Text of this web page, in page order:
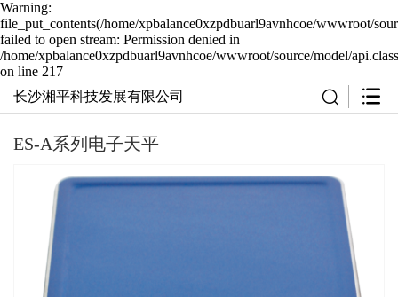
Warning:
file_put_contents(/home/xpbalance0xzpdbuarl9avnhcoe/wwwroot/
failed to open stream: Permission denied in
/home/xpbalance0xzpdbuarl9avnhcoe/wwwroot/source/model/
on line 217
长沙湘平科技发展有限公司
ES-A系列电子天平